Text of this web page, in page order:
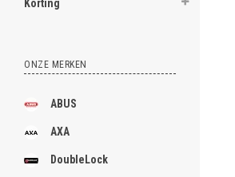
Korting
ONZE MERKEN
ABUS
AXA
DoubleLock